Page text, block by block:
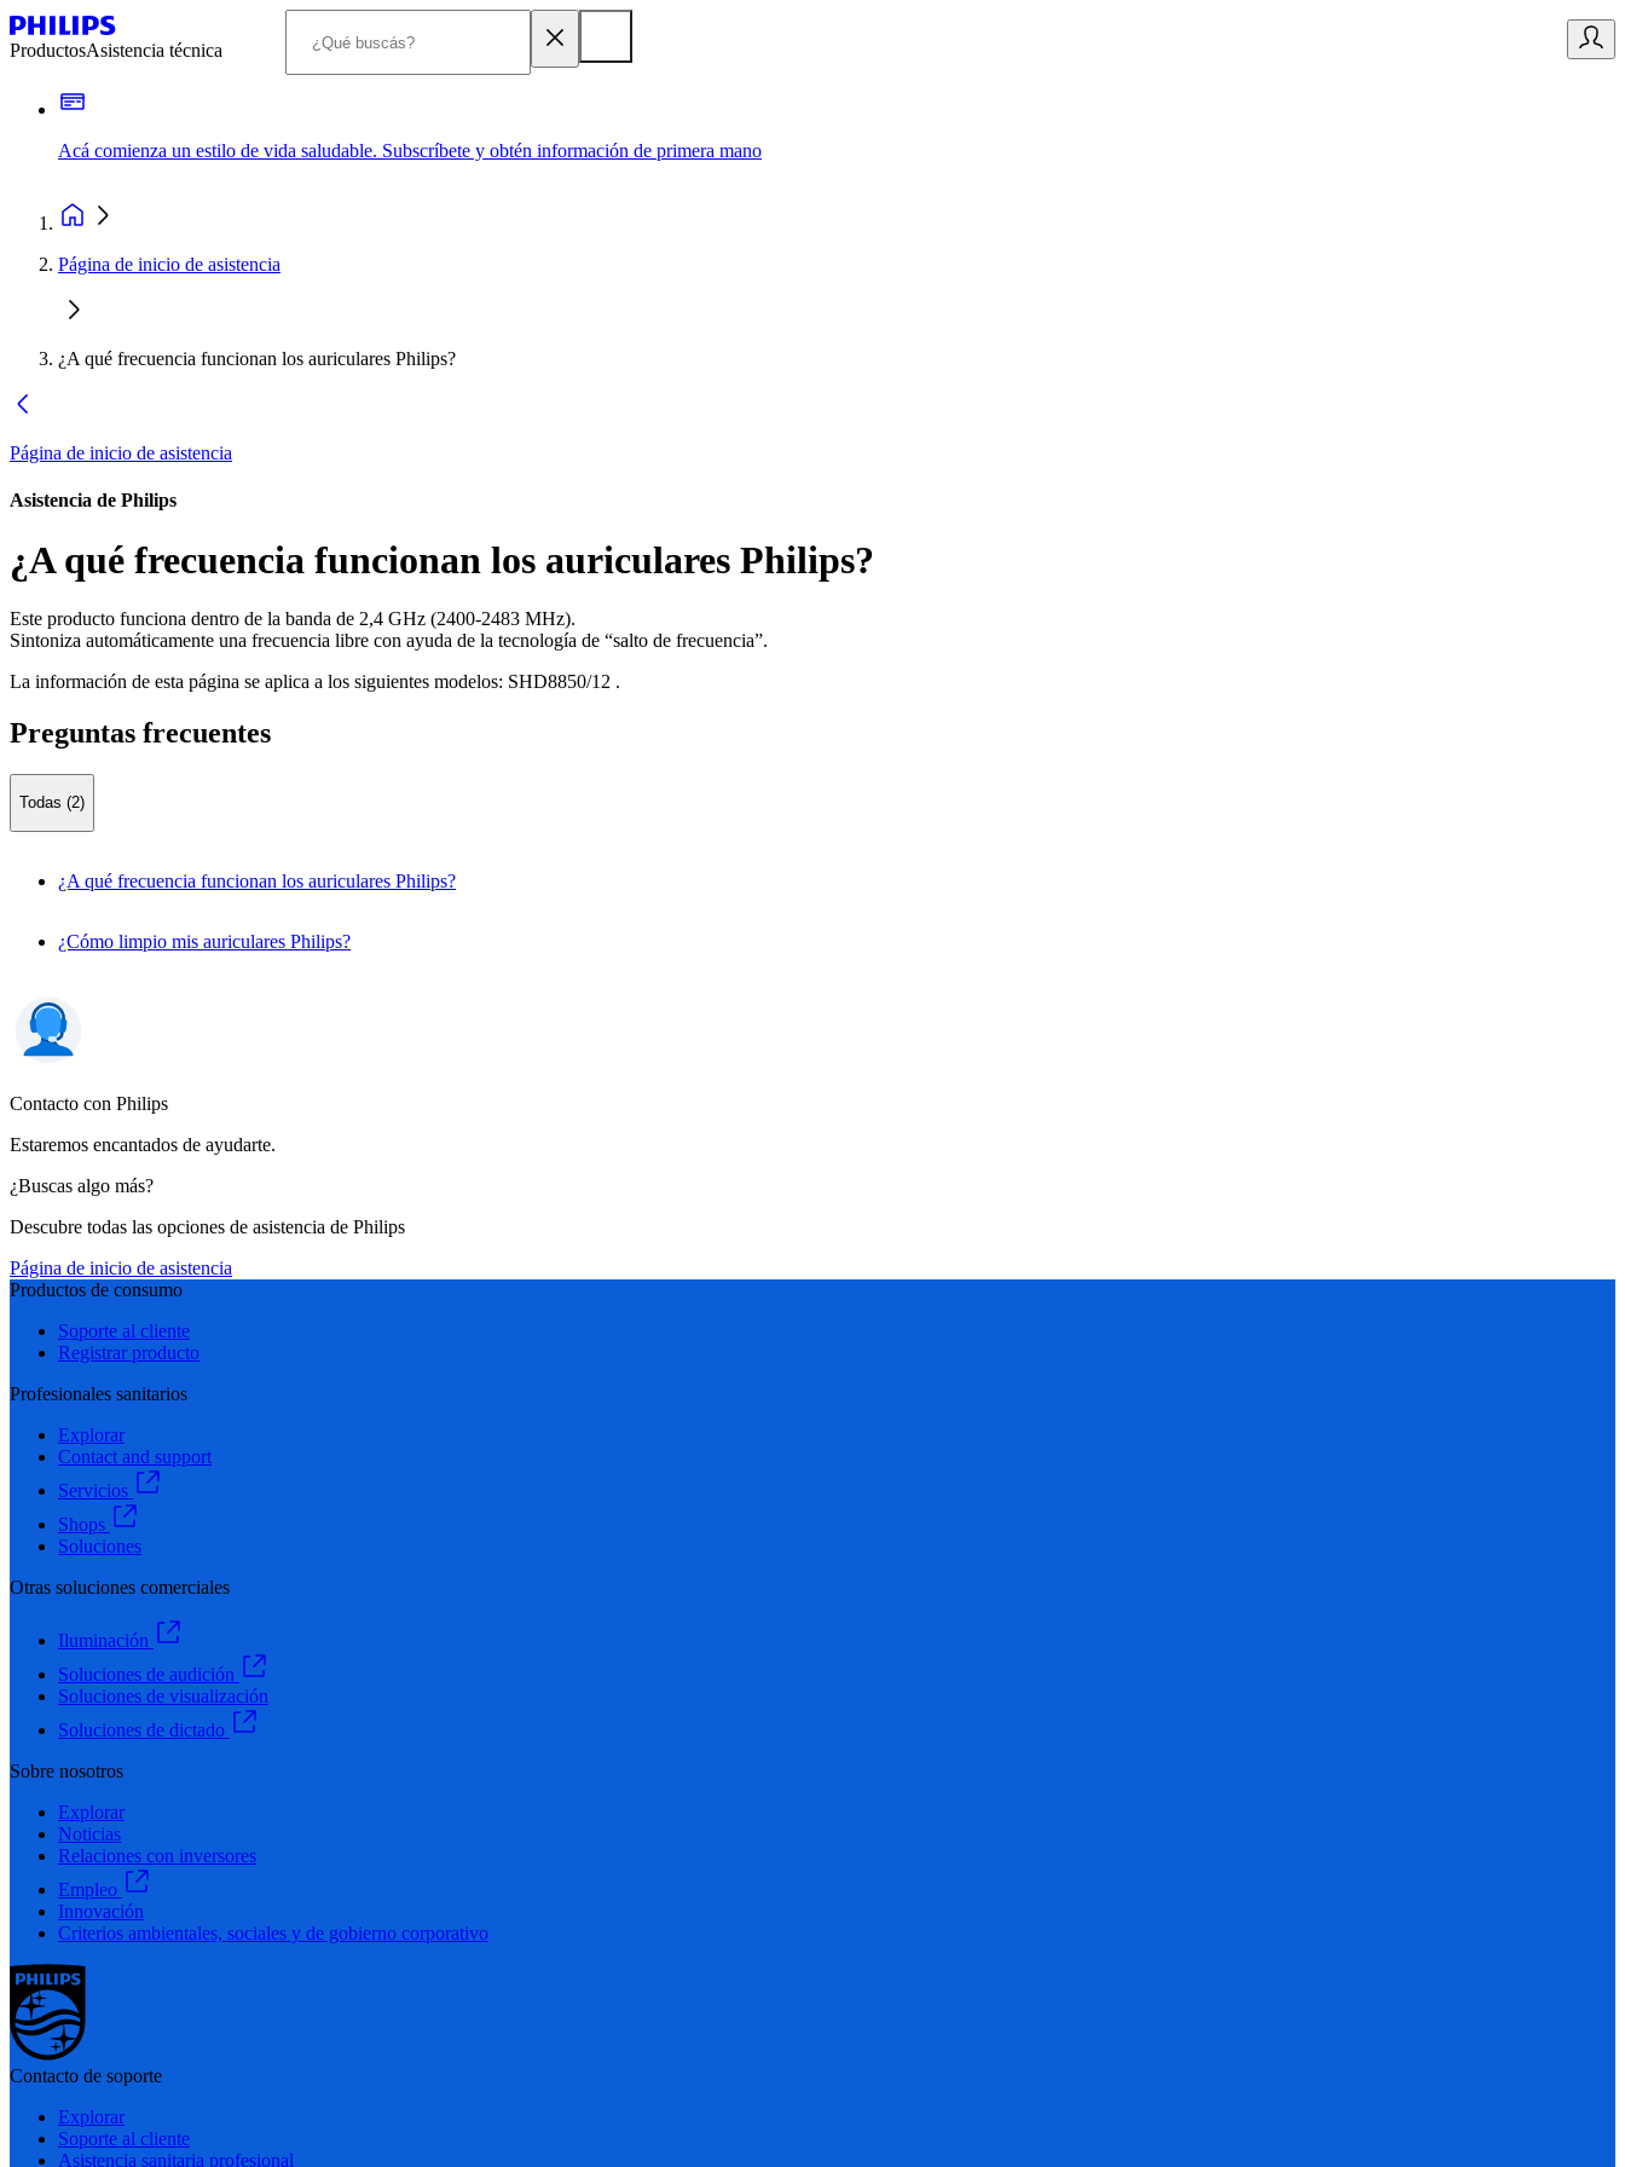
ProductosAsistencia técnica
Acá comienza un estilo de vida saludable. Subscríbete y obtén información de primera mano
Página de inicio de asistencia
¿A qué frecuencia funcionan los auriculares Philips?
Página de inicio de asistencia
Asistencia de Philips
¿A qué frecuencia funcionan los auriculares Philips?
Este producto funciona dentro de la banda de 2,4 GHz (2400-2483 MHz).
Sintoniza automáticamente una frecuencia libre con ayuda de la tecnología de “salto de frecuencia”.
La información de esta página se aplica a los siguientes modelos: SHD8850/12 .
Preguntas frecuentes
Todas (2)
¿A qué frecuencia funcionan los auriculares Philips?
¿Cómo limpio mis auriculares Philips?
Contacto con Philips
Estaremos encantados de ayudarte.
¿Buscas algo más?
Descubre todas las opciones de asistencia de Philips
Página de inicio de asistencia
Productos de consumo
Soporte al cliente
Registrar producto
Profesionales sanitarios
Explorar
Contact and support
Servicios
Shops
Soluciones
Otras soluciones comerciales
Iluminación
Soluciones de audición
Soluciones de visualización
Soluciones de dictado
Sobre nosotros
Explorar
Noticias
Relaciones con inversores
Empleo
Innovación
Criterios ambientales, sociales y de gobierno corporativo
Contacto de soporte
Explorar
Soporte al cliente
Asistencia sanitaria profesional